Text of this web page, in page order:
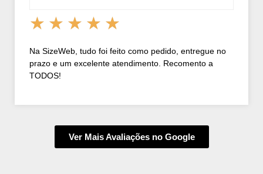
★ ★ ★ ★ ★
Na SizeWeb, tudo foi feito como pedido, entregue no
prazo e um excelente atendimento. Recomento a
TODOS!
Ver Mais Avaliações no Google